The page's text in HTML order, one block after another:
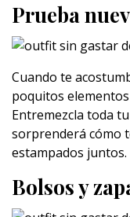
Prueba
Cuando te
poquitos
Entremezcla toda
sorprenderá cómo
estampados juntos.
Bolsos y